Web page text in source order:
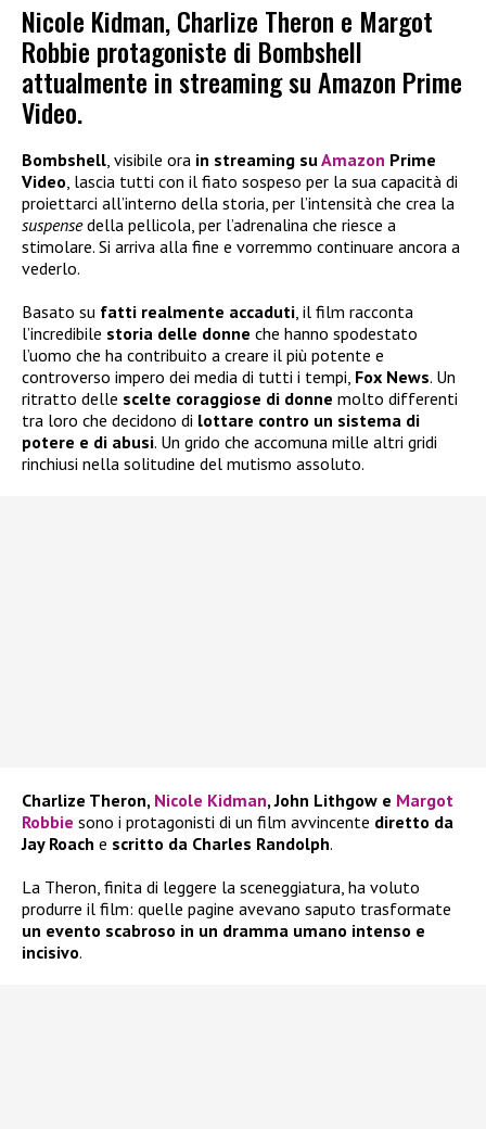
Nicole Kidman, Charlize Theron e Margot
Robbie protagoniste di Bombshell
attualmente in streaming su Amazon Prime
Video.
Bombshell, visibile ora in streaming suAmazon Prime
Video, lascia tutti con il fiato sospeso per la sua capacità di
proiettarci all’interno della storia, per l’intensità che crea la
suspensedella pellicola, per l’adrenalina che riesce a
stimolare. Si arriva alla fine e vorremmo continuare ancora a
vederlo.
Basato su fatti realmente accaduti, il film racconta
l’incredibile storia delle donne che hanno spodestato
l’uomo che ha contribuito a creare il più potente e
controverso impero dei media di tutti i tempi, Fox News. Un
ritratto delle scelte coraggiose di donne molto differenti
tra loro che decidono di lottare contro un sistema di
potere e di abusi. Un grido che accomuna mille altri gridi
rinchiusi nella solitudine del mutismo assoluto.
Charlize Theron, Nicole Kidman, John Lithgow e Margot
Robbie sono i protagonisti di un film avvincente diretto da
Jay Roach e scritto da Charles Randolph.
La Theron, finita di leggere la sceneggiatura, ha voluto
produrre il film: quelle pagine avevano saputo trasformate
un evento scabroso in un dramma umano intenso e
incisivo.